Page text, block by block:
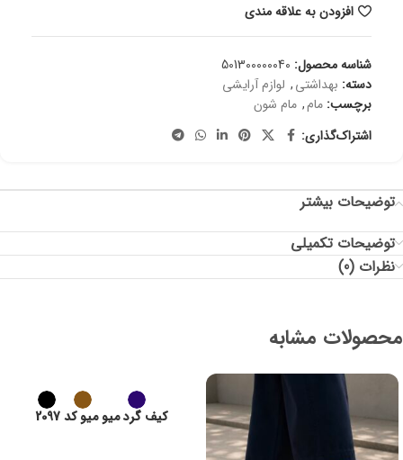
افزودن به علاقه مندی
شناسه محصول: 501300000040
دسته: بهداشتی, لوازم آرایشی
برچسب: مام, مام شون
اشتراک‌گذاری:
توضیحات بیشتر
توضیحات تکمیلی
نظرات (0)
محصولات مشابه
کیف گرد میو میو کد 2097